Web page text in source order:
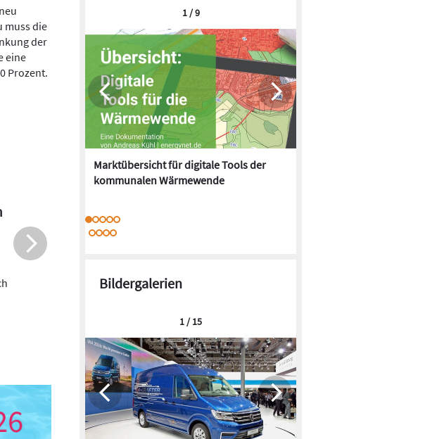
muss die
der
eine
Prozent.
Marktübersicht für digitale Tools der
kommunalen Wärmewende
1 / 9
Bildergalerien
1 / 15